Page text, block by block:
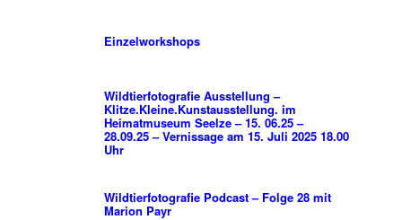
Einzelworkshops
Wildtierfotografie Ausstellung –
Klitze.Kleine.Kunstausstellung. im
Heimatmuseum Seelze – 15. 06.25 –
28.09.25 – Vernissage am 15. Juli 2025 18.00
Uhr
Wildtierfotografie Podcast – Folge 28 mit
Marion Payr